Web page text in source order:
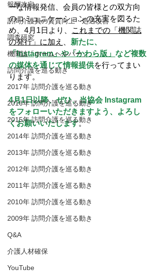
報酬改定
訪問介護員の資質向上・処遇改善
調査研究
機関誌「ホームヘルパー」
訪問介護を巡る動き
2017年 訪問介護を巡る動き
2016年 訪問介護を巡る動き
2015年 訪問介護を巡る動き
2014年 訪問介護を巡る動き
2013年 訪問介護を巡る動き
2012年 訪問介護を巡る動き
2011年 訪問介護を巡る動き
2010年 訪問介護を巡る動き
2009年 訪問介護を巡る動き
Q&A
介護人材確保
YouTube
ーな情報発信、会員の皆様との双方向
のコミュニケーションの充実を図るた
め、4月1日より、
これまでの「機関誌
の発行」に加え
新たに、
「Instagram」や「かわら版」 など複数
の媒体を通じて情報提供を行ってまい
ります。
4月1日以降、ぜひ、当協会 Instagram
をフォローいただきますよう、よろし
くお願いいたします。